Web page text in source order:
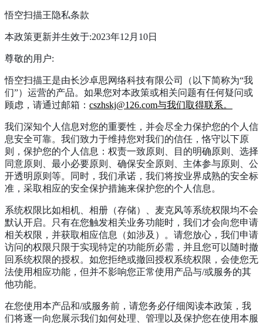
悟空扫描王隐私条款
本政策更新并生效于:2023年12月10日
尊敬的用户:
悟空扫描王是由长沙卓思网络科技有限公司（以下简称为“我
们”）运营的产品。如果您对本政策或相关问题有任何疑问或
顾虑，请通过邮箱： cszhskj@126.com与我们取得联系。
我们深知个人信息对您的重要性，并会尽全力保护您的个人信
息安全可靠。我们致力于维持您对我们的信任，恪守以下原
则，保护您的个人信息：权责一致原则、目的明确原则、选择
同意原则、最小必要原则、确保安全原则、主体参与原则、公
开透明原则等。同时，我们承诺，我们将按业界成熟的安全标
准，采取相应的安全保护措施来保护您的个人信息。
系统权限比如相机、相册（存储）、麦克风等系统权限均不会
默认开启。只有在您触发相关业务功能时，我们才会向您申请
相关权限，并获取相应信息（如涉及）。请您放心，我们申请
访问的权限只限于实现特定的功能所必需，并且您可以随时撤
回系统权限的授权。如您拒绝或撤回授权系统权限，会使您无
法使用相应功能，但并不影响您正常使用产品与/或服务的其
他功能。
在您使用本产品和/或服务前，请您务必仔细阅读本政策，我
们将逐一向您展示我们如何处理、管理以及保护您在使用本服